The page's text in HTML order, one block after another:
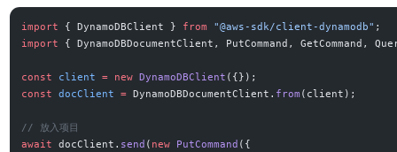
import { DynamoDBClient } from "@aws-sdk/client-dynamodb" ;
import
{ DynamoDBDocumentClient, PutCommand, GetCommand,
const client = new DynamoDBClient ({});
const
docClient = DynamoDBDocumentClient. from (client);
// 放入项目
await
docClient. send ( new PutCommand ({